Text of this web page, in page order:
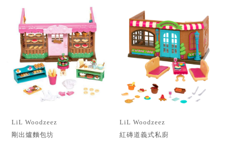
LiL Woodzeez
剛出爐麵包坊
LiL Woodzeez
紅磚道義式私廚